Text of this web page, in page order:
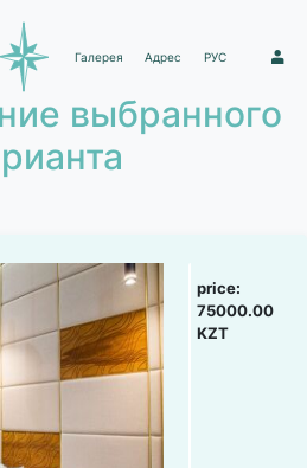
Галерея Адрес РУС 1
выбранного
price:
75000.00
KZT